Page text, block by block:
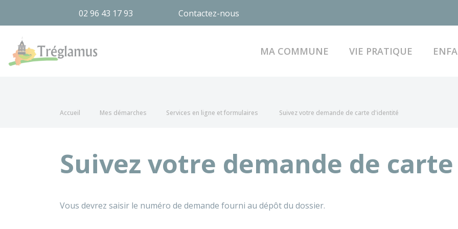
02 96 43 17 93 Contactez-nous
MA COMMUNE VIE PRATIQUE
Accueil Mes démarches Services en ligne et formulaires Suivez votre demande de carte d'identité
Suivez votre demande de
Vous devrez saisir le numéro de demande fourni au dépôt du dossier.